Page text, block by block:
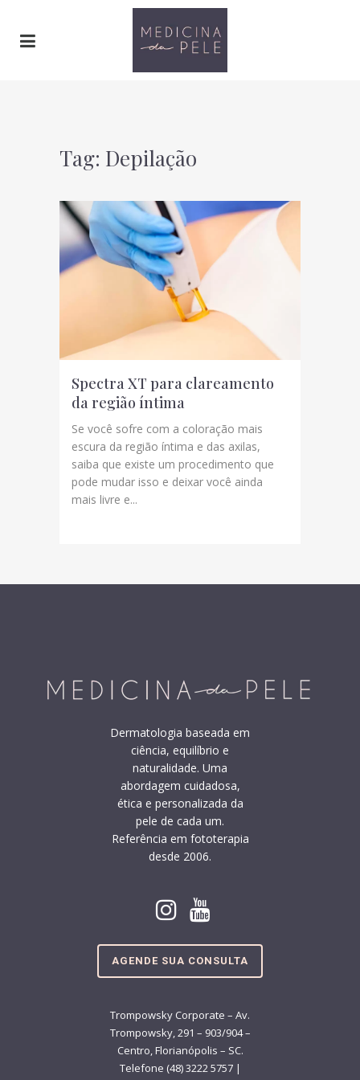
Tag: Depilação
Spectra XT para clareamento
da região íntima
Se você sofre com a coloração mais
escura da região íntima e das axilas,
saiba que existe um procedimento que
pode mudar isso e deixar você ainda
mais livre e...
Dermatologia baseada em
ciência, equilíbrio e
naturalidade. Uma
abordagem cuidadosa,
ética e personalizada da
pele de cada um.
Referência em fototerapia
desde 2006.
AGENDE SUA CONSULTA
Trompowsky Corporate – Av.
Trompowsky, 291 – 903/904 –
Centro, Florianópolis – SC.
Telefone (48) 3222 5757 |